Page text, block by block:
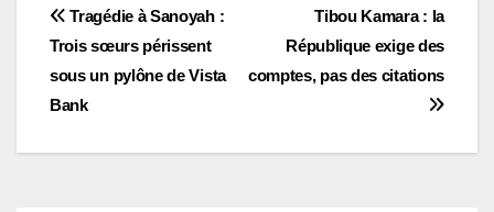
Navigation
de
l’article
Tibou Kamara : la
République exige des
comptes, pas des citations
Tragédie à Sanoyah :
Trois sœurs périssent
sous un pylône de Vista
Bank